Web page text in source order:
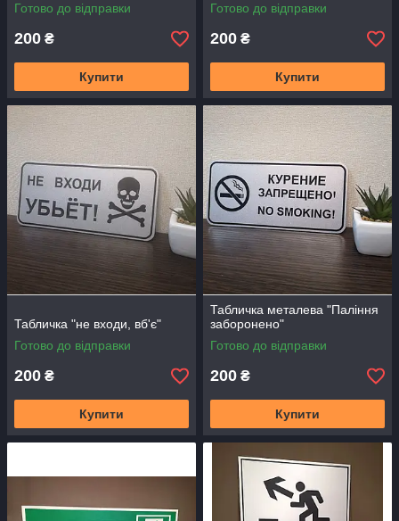
Готово до відправки
200 ₴
Купити
Готово до відправки
200 ₴
Купити
Табличка "не входи, вб'є"
Готово до відправки
200 ₴
Купити
Табличка металева "Паління
заборонено"
Готово до відправки
200 ₴
Купити